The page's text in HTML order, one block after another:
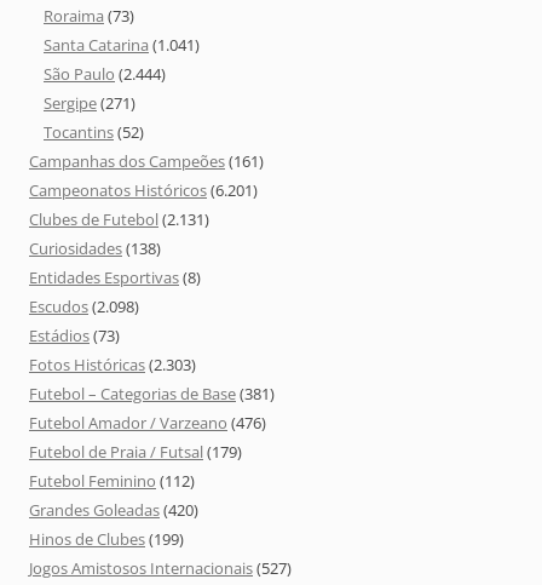
Roraima (73)
Santa Catarina (1.041)
São Paulo (2.444)
Sergipe(271)
Tocantins(52)
Campanhas dos Campeões(161)
Campeonatos Históricos(6.201)
Clubes de Futebol(2.131)
Curiosidades(138)
Entidades Esportivas(8)
Escudos(2.098)
Estádios(73)
Fotos Históricas(2.303)
Futebol – Categorias de Base(381)
Futebol Amador / Varzeano (476)
Futebol de Praia / Futsal(179)
Futebol Feminino (112)
Grandes Goleadas(420)
Hinos de Clubes(199)
Jogos Amistosos Internacionais(527)